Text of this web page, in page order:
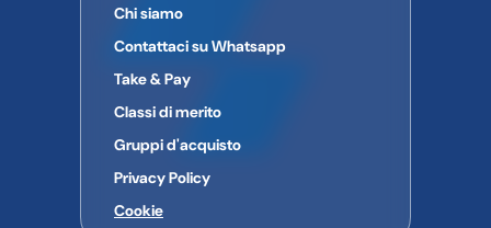
Chi siamo
Contattaci su Whatsapp
Take & Pay
Classi di merito
Gruppi d'acquisto
Privacy Policy
Cookie